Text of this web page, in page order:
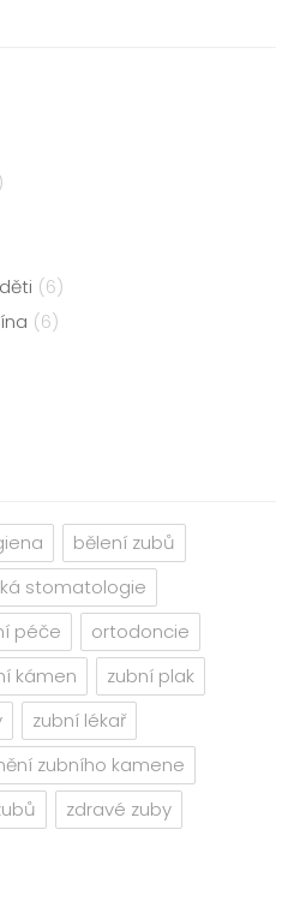
(6)
(6)
bělení zubů
stomatologie
péče
ortodoncie
kámen
zubní plak
zubní lékař
zubního kamene
zdravé zuby